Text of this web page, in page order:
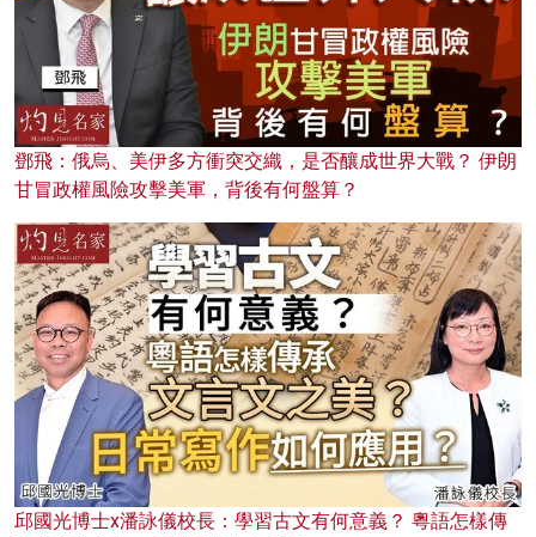
鄧飛：俄烏、美伊多方衝突交織，是否釀成世界大戰？ 伊朗
甘冒政權風險攻擊美軍，背後有何盤算？
邱國光博士x潘詠儀校長：學習古文有何意義？ 粵語怎樣傳